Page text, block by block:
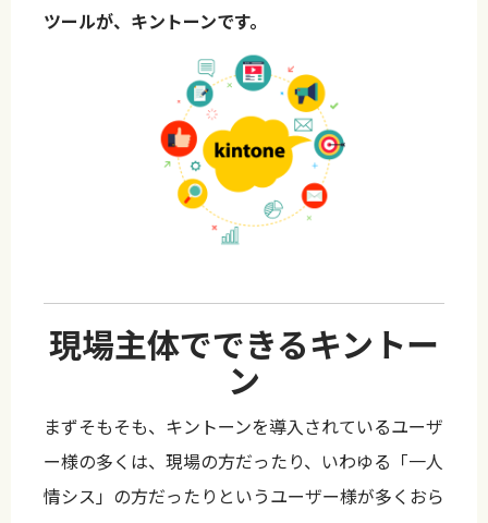
ツールが、キントーンです。
現場主体でできるキントー
ン
まずそもそも、キントーンを導入されているユーザ
ー様の多くは、現場の方だったり、いわゆる「一人
情シス」の方だったりというユーザー様が多くおら